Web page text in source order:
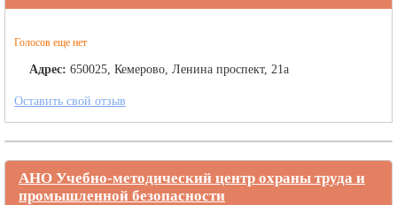
Голосов еще нет
Адрес: 650025, Кемерово, Ленина проспект, 21а
Оставить свой отзыв
АНО Учебно-методический центр охраны труда и
промышленной безопасности